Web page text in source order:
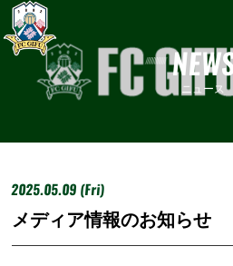
ニュース
2025.05.09 (Fri)
メディア情報のお知らせ